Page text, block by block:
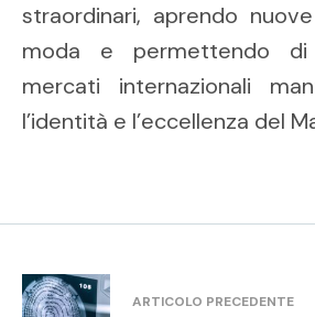
straordinari, aprendo
moda e permettendo
mercati internazionali
l’identità e l’eccellenza del
ARTICOLO PRECEDENTE